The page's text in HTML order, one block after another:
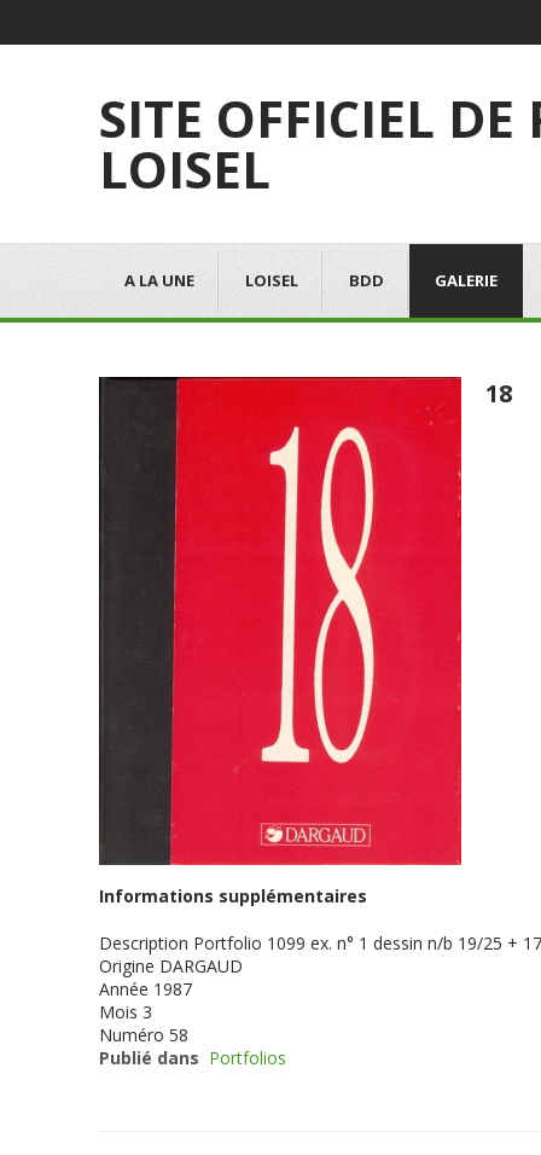
SITE OFFICIEL DE
LOISEL
A LA UNE LOISEL BDD GALERIE
18
Informations supplémentaires
Description Portfolio 1099 ex. n° 1 dessin n/b 19/25 +
Origine DARGAUD
Année 1987
Mois 3
Numéro 58
Publié dans Portfolios